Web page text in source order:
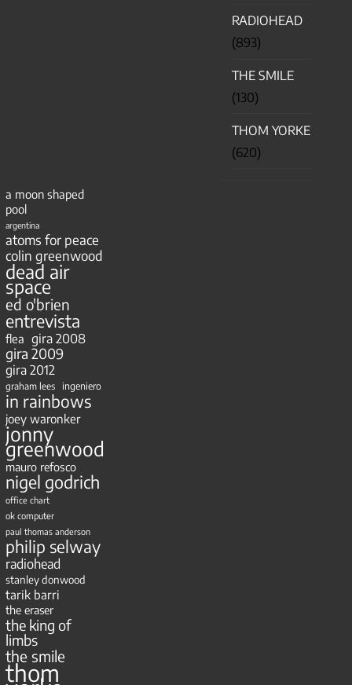
RADIOHEAD
(893)
THE SMILE
(130)
THOM YORKE
(620)
a moon shaped
pool
argentina
atoms for peace
colin greenwood
dead air
space
ed o'brien
entrevista
flea gira 2008
gira 2009
gira 2012
graham lees ingeniero
in rainbows
joey waronker
jonny
greenwood
mauro refosco
nigel godrich
office chart
ok computer
paul thomas anderson
philip selway
radiohead
stanley donwood
tarik barri
the eraser
the king of
limbs
the smile
thom